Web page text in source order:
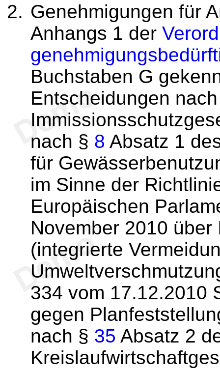
Genehmigungen für
Anhangs 1 der
Buchstaben G
Entscheidungen
nach § 8 Absatz 1
für
im Sinne der
Europäischen
November 2010
(integrierte
334 vom 17.12.2010
gegen
nach § 35 Absatz 2